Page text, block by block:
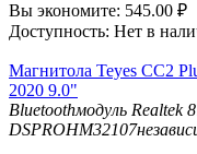
Вы экономите: 545.00 ₽
Доступность: Нет в
Магнитола Teyes CC2
2020 9.0"
Bluetoothмодуль Realtek
DSP